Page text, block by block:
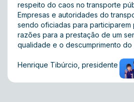
respeito do caos no transporte
Empresas e autoridades do
sendo oficiadas para participarem
razões para a prestação de um
qualidade e o descumprimento do
Henrique Tibúrcio, presidente da